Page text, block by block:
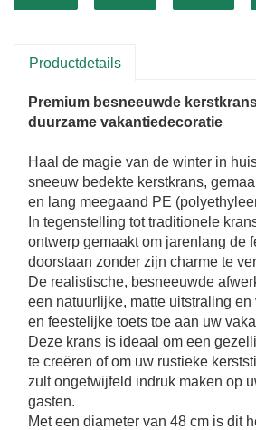
schouw, trap of raam. Deze
🎁 Perfect kerstcadeau – Op zoek
tijdloze kerstdecoratie waar ze jaar
genieten.
✅ Duurzaam en betrouwbaar –
hoogwaardige materialen, blijft
seizoen na seizoen mooi.
vriendelijke klantenservice voor
Productdetails
Premium besneeuwde
duurzame vakantiedecoratie
Haal de magie van de winter in
sneeuw bedekte kerstkrans,
en lang meegaand PE
In tegenstelling tot traditionele
ontwerp gemaakt om jarenlang de
doorstaan ​​zonder zijn charme te
De realistische, besneeuwde
een natuurlijke, matte uitstraling
en feestelijke toets toe aan uw
Deze krans is ideaal om een
te creëren of om uw rustieke
zult ongetwijfeld indruk maken op
gasten.
Met een diameter van 48 cm is dit